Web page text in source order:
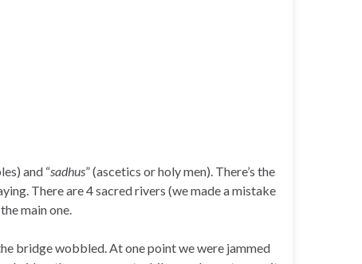
and “sadhus”(ascetics or holy men). There’s the
There are 4 sacred rivers (we made a mistake
main one.
bridge wobbled. At one point we were jammed